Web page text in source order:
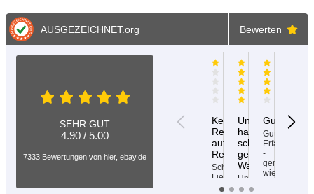
AUSGEZEICHNET.org Bewerten
SEHR GUT
4.90 / 5.00
7333 Bewertungen von hier, ebay.de
C.Müller
20.06.2026
Keine
Reaktion
auf
Reklamation
Schnelle
Lieferung,
leider
Martin
Solms
04.05.2026
Unkompliziert,
hat alles
schnell
geklappt,
Ware stimmt.
Unkompliziert,
hat
Gut
Gute
Erfahrungen
-
gerne
wieder